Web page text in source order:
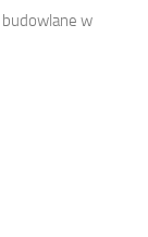
budowlane w